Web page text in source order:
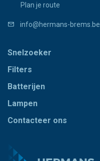
Plan je route
info@hermans-brems.be
Snelzoeker
Filters
Batterijen
Lampen
Contacteer ons